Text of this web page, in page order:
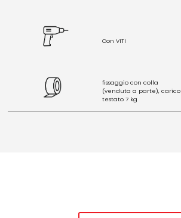
Con VITI
fissaggio con colla
(venduta a parte), carico
testato 7 kg